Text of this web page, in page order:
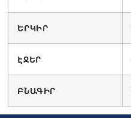
ԵՐԿԻՐ
ԷՋԵՐ
ԲՆԱԳԻՐ